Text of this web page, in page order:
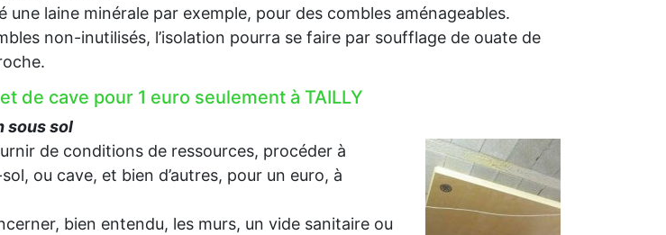
une laine minérale par exemple, pour des combles aménageables.
non-inutilisés, l’isolation pourra se faire par soufflage de ouate de
de cave pour 1 euro seulement à TAILLY
sous sol
de conditions de ressources, procéder à
ou cave, et bien d’autres, pour un euro, à
bien entendu, les murs, un vide sanitaire ou